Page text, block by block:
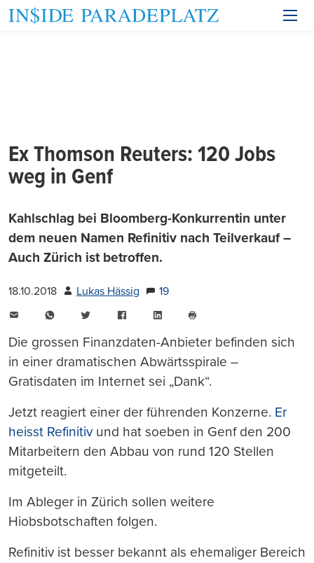
Ex Thomson Reuters: 120 Jobs
weg in Genf
Kahlschlag bei Bloomberg-Konkurrentin unter
dem neuen Namen Refinitiv nach Teilverkauf –
Auch Zürich ist betroffen.
18.10.2018 Lukas Hässig
19
WhatsAppTwitter FacebookLinkedIn
drucken
Die grossen Finanzdaten-Anbieter befinden sich
in einer dramatischen Abwärtsspirale –
Gratisdaten im Internet sei „Dank“.
Jetzt reagiert einer der führenden Konzerne. Er
heisst Refinitivund hat soeben in Genf den 200
Mitarbeitern den Abbau von rund 120 Stellen
mitgeteilt.
Im Ableger in Zürich sollen weitere
Hiobsbotschaften folgen.
Refinitiv ist besser bekannt als ehemaliger Bereich